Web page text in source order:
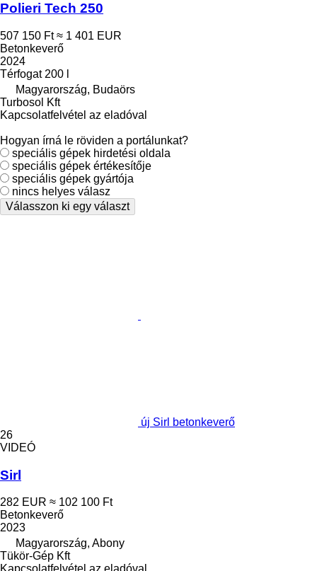
Polieri Tech 250
507 150 Ft ≈ 1 401 EUR
Betonkeverő
2024
Térfogat 200 l
Magyarország, Budaörs
Turbosol Kft
Kapcsolatfelvétel az eladóval
Hogyan írná le röviden a portálunkat?
speciális gépek hirdetési oldala
speciális gépek értékesítője
speciális gépek gyártója
nincs helyes válasz
Válasszon ki egy választ
új Sirl betonkeverő
26
VIDEÓ
Sirl
282 EUR ≈ 102 100 Ft
Betonkeverő
2023
Magyarország, Abony
Tükör-Gép Kft